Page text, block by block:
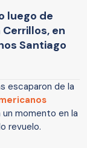
luego de
en
Santiago
escaparon de la
momento en la
revuelo.